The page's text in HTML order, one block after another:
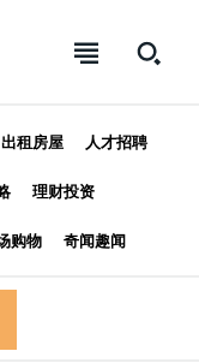
出租房屋 人才招聘
理财投资
购物 奇闻趣闻